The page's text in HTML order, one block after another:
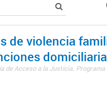
de violencia
de Acceso a la Justicia.